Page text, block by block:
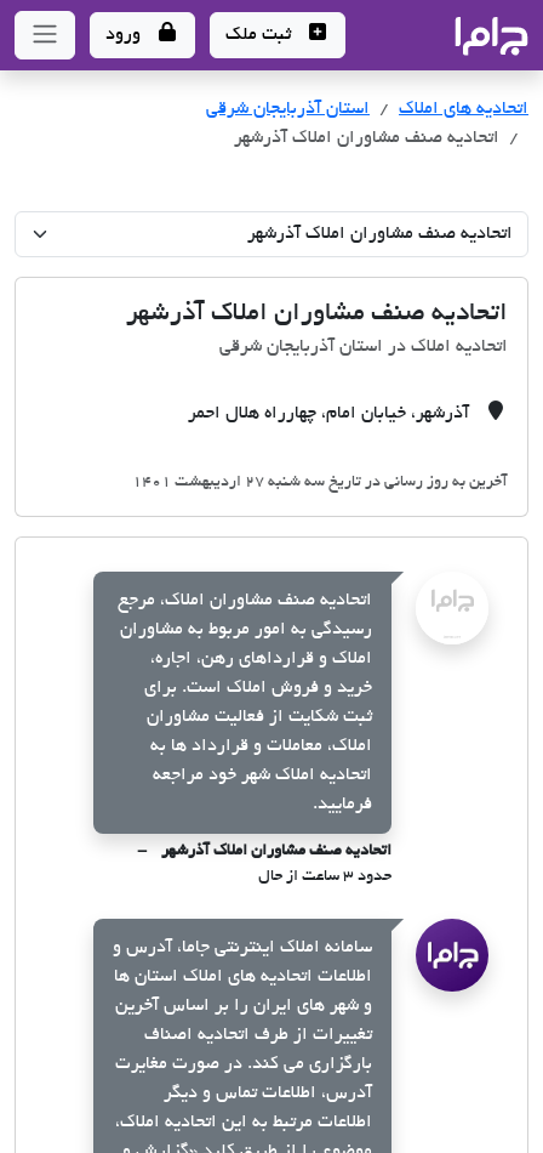
- سامانه جامع املاک و مشاورین املاک
ثبت ملک ورود
اتحادیه های املاک اتحادیه های املاک
استان آذربایجان شرقی
اتحادیه صنف مشاوران املاک آذرشهر
اتحادیه صنف مشاوران املاک آذرشهر
اتحادیه املاک در استان آذربایجان شرقی
آذرشهر، خیابان امام، چهارراه هلال احمر
آخرین به روز رسانی در تاریخ سه شنبه 27 اردیبهشت 1401
اتحادیه صنف مشاوران املاک، مرجع
رسیدگی به امور مربوط به مشاوران
املاک و قرارداهای رهن، اجاره،
خرید و فروش املاک است. برای
ثبت شکایت از فعالیت مشاوران
املاک، معاملات و قرارداد ها به
اتحادیه املاک شهر خود مراجعه
فرمایید.
اتحادیه صنف مشاوران املاک آذرشهر
حدود ۳ ساعت از حال
سامانه املاک اینترنتی جاما، آدرس و
اطلاعات اتحادیه های املاک استان ها
و شهر های ایران را بر اساس آخرین
تغییرات از طرف اتحادیه اصناف
بارگزاری می کند. در صورت مغایرت
آدرس، اطلاعات تماس و دیگر
اطلاعات مرتبط به این اتحادیه املاک،